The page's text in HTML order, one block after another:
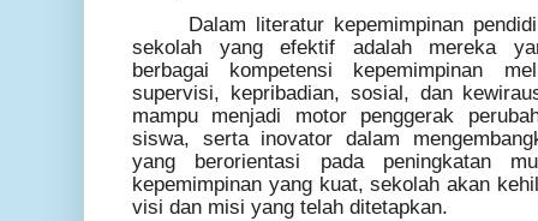
Dalam literatur kepemimpinan
sekolah yang efektif adalah mereka
berbagai kompetensi kepemimpinan
supervisi, kepribadian, sosial, dan
mampu menjadi motor penggerak
siswa, serta inovator dalam
yang berorientasi pada peningkatan
kepemimpinan yang kuat, sekolah akan
visi dan misi yang telah ditetapkan.